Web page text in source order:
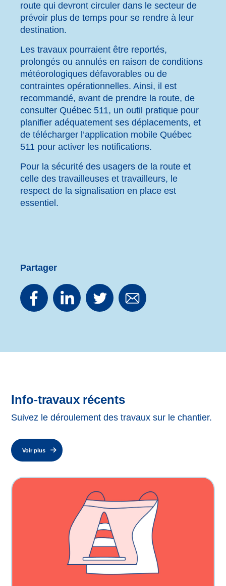
route qui devront circuler dans le secteur de
prévoir plus de temps pour se rendre à leur
destination.
Les travaux pourraient être reportés,
prolongés ou annulés en raison de conditions
météorologiques défavorables ou de
contraintes opérationnelles. Ainsi, il est
recommandé, avant de prendre la route, de
consulter Québec 511, un outil pratique pour
planifier adéquatement ses déplacements, et
de télécharger l’application mobile Québec
511 pour activer les notifications.
Pour la sécurité des usagers de la route et
celle des travailleuses et travailleurs, le
respect de la signalisation en place est
essentiel.
Partager
Info-travaux récents
Suivez le déroulement des travaux sur le chantier.
Voir plus